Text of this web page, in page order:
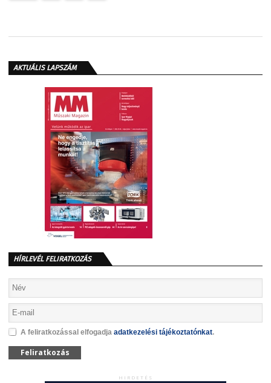
AKTUÁLIS LAPSZÁM
HÍRLEVÉL FELIRATKOZÁS
A feliratkozással elfogadja adatkezelési tájékoztatónkat.
Feliratkozás
HIRDETÉS